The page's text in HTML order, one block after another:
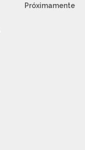
Próximamente